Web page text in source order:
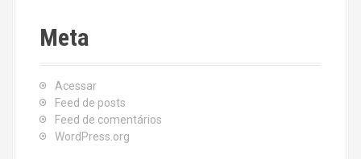
Meta
Acessar
Feed de posts
Feed de comentários
WordPress.org